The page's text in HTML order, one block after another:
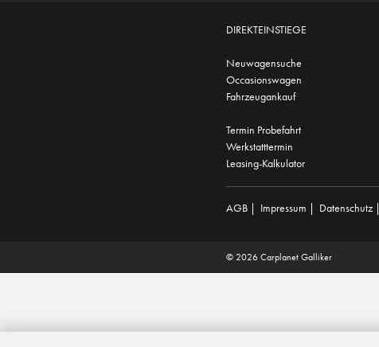
DIREKTEINSTIEGE
Neuwagensuche
Occasionswagen
Fahrzeugankauf
Termin Probefahrt
Werkstatttermin
Leasing-Kalkulator
AGB | Impressum | Datenschutz|
© 2026 Carplanet Galliker